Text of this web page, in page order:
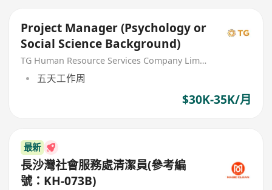
Project Manager (Psychology or
Social Science Background)
TG Human Resource Services Company Limited
五天工作周
$30K-35K/月
最新
長沙灣社會服務處清潔員(參考編
號：KH-073B)